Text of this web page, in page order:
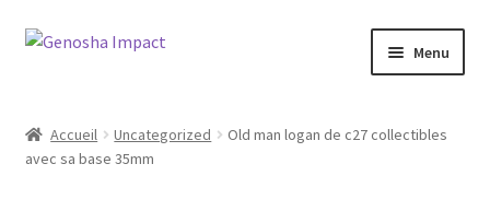
Aller
navigation
Aller
Menu
Cart
Accueil Uncategorized
Old man logan de c27 collectibles
avec sa base 35mm